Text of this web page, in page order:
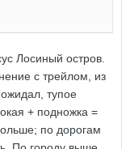
Лосиный остров.
с трейлом, из
тупое
+ подножка =
по дорогам